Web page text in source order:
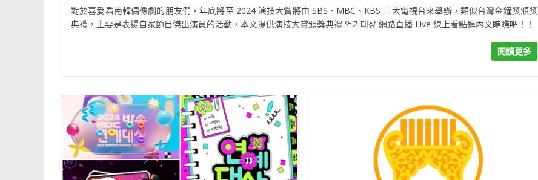
對於喜愛看南韓偶像劇的朋友們，年底將至 2024 演技大賞將由 SBS、MBC、KBS 三大電視台來舉辦，類似台灣金鐘獎頒獎
典禮，主要是表揚自家節目傑出演員的活動，本文提供演技大賞頒獎典禮 연기대상 網路直播 Live 線上看點進內文瞧瞧吧！！
閱讀更多